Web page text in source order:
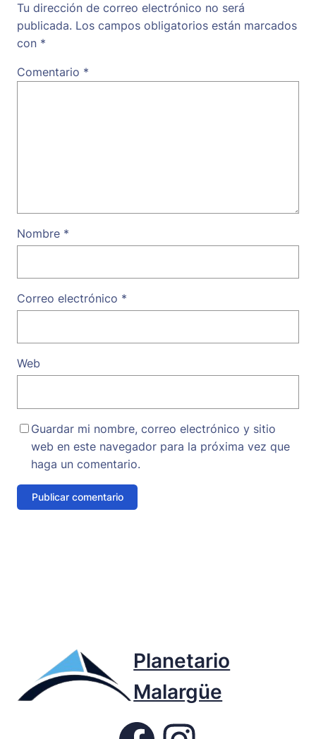
Tu dirección de correo electrónico no será
publicada. Los campos obligatorios están marcados
con *
Comentario *
Nombre *
Correo electrónico *
Web
Guardar mi nombre, correo electrónico y sitio
web en este navegador para la próxima vez que
haga un comentario.
Planetario
Malargüe